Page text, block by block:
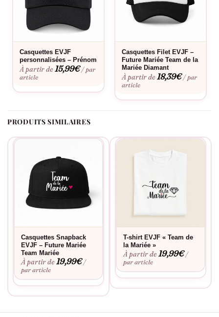
Ce modèle convient-il à un EVJF chic ?
Oui, son visuel diamant est pensé pour les célébrations
élégantes et les photos qui en jettent.
Le flocage est-il fait en France ?
Oui, dans notre atelier en France, à la commande.
Fabriqué à la commande, floquée en France.
Casquettes EVJF
personnalisées – Prénom
À partir de15,99€ / par
article
Casquettes Filet EVJF –
Future Mariée Team de la
Mariée Diamant
À partir de18,39€ / par
article
PRODUITS SIMILAIRES
Casquettes Snapback
EVJF – Future Mariée
Team Mariée
À partir de19,99€ /
par article
T-shirt EVJF « Team de
la Mariée »
À partir de19,99€ /
par article